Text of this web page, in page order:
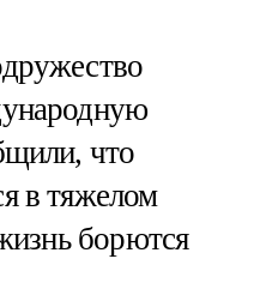
что
в тяжелом
борются